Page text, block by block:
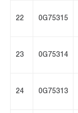
22 0G75315
23 0G75314
24 0G75313